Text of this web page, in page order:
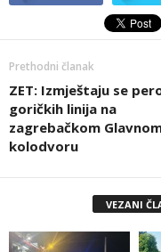
Prethodni članak
ZET: Izmještaju se
goričkih linija na
zagrebačkom
kolodvoru
VEZANI